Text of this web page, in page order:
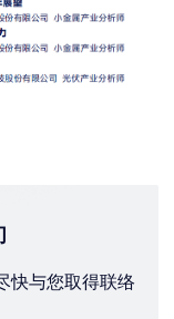
快与您取得联络